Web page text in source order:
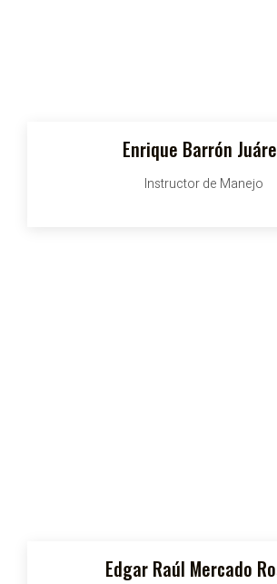
Enrique Barrón
Instructor de Manejo
Edgar Raúl Mercado